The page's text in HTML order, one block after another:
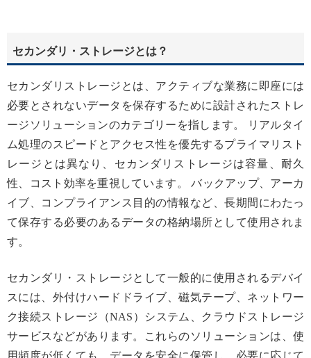
セカンダリ・ストレージとは？
セカンダリストレージとは、アクティブな業務に即座には
必要とされないデータを保存するために設計されたストレ
ージソリューションのカテゴリーを指します。 リアルタイ
ム処理のスピードとアクセス性を優先するプライマリスト
レージとは異なり、セカンダリストレージは容量、耐久
性、コスト効率を重視しています。 バックアップ、アーカ
イブ、コンプライアンス目的の情報など、長期間にわたっ
て保存する必要のあるデータの格納場所として使用されま
す。
セカンダリ・ストレージとして一般的に使用されるデバイ
スには、外付けハードドライブ、磁気テープ、ネットワー
ク接続ストレージ（NAS）システム、クラウドストレージ
サービスなどがあります。これらのソリューションは、使